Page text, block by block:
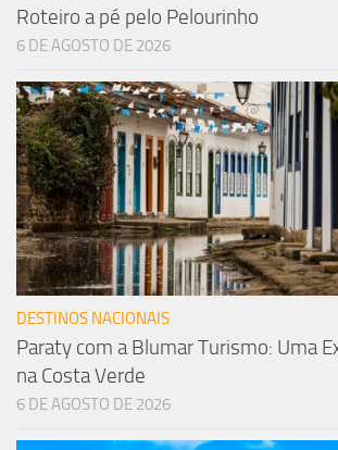
Roteiro a pé pelo Pelourinho
6 DE AGOSTO DE 2026
DESTINOS NACIONAIS
Paraty com a Blumar Turismo: Uma
na Costa Verde
6 DE AGOSTO DE 2026